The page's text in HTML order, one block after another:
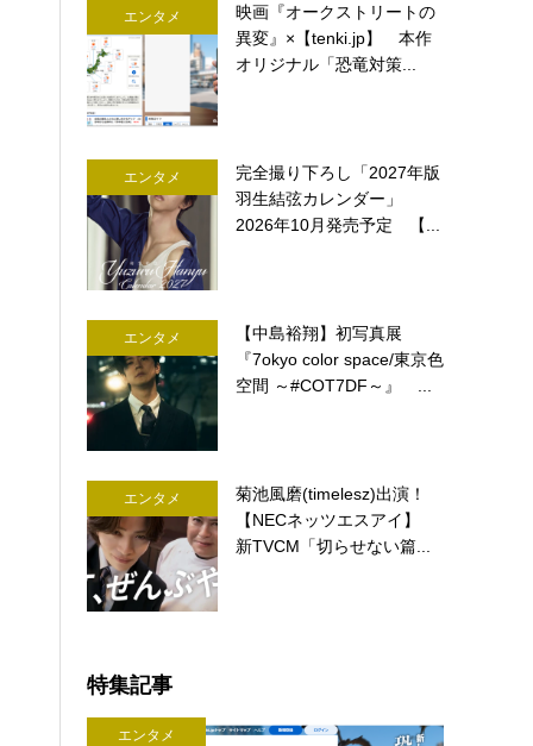
エンタメ
映画『オークストリートの
異変』×【tenki.jp】 本作
オリジナル「恐竜対策...
エンタメ
完全撮り下ろし「2027年版
羽生結弦カレンダー」
2026年10月発売予定 【...
エンタメ
【中島裕翔】初写真展
『7okyo color space/東京色
空間 ～#COT7DF～』 ...
エンタメ
菊池風磨(timelesz)出演！
【NECネッツエスアイ】
新TVCM「切らせない篇...
特集記事
エンタメ